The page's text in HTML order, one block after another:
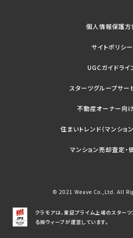
個人情報保護方
サイトポリシー
UGCガイドライ
スターツグループサー
不動産オーナー向
住まいトレンド（マンショ
マンション売却査定・
© 2021 Weave Co.,Ltd. All
クラモアは、東証プライム上場のスター
る㈱ウィーブが運営しています。